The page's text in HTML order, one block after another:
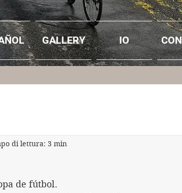
di lettura: 3 min
de fútbol.
GALLERY IO